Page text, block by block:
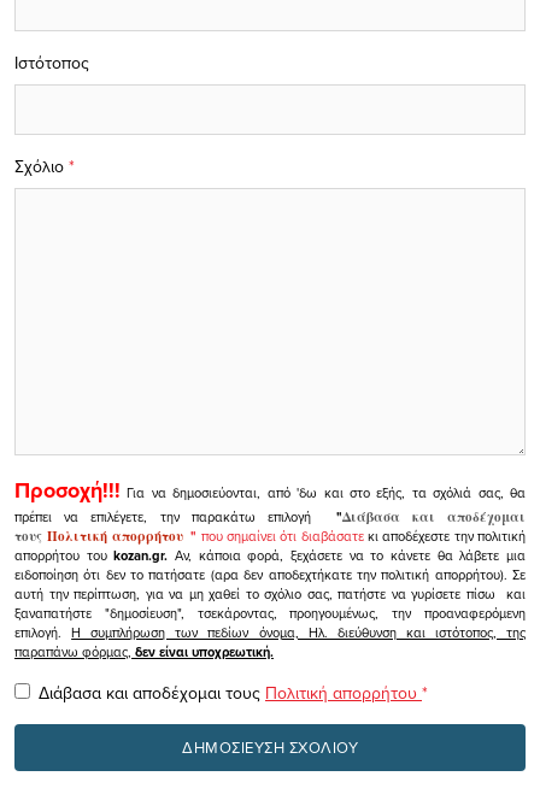
Σχόλιο *
Ιστότοπος
Προσοχή!!! Για να δημοσιεύονται, από 'δω και στο εξής, τα σχόλιά σας, θα
πρέπει να επιλέγετε, την παρακάτω επιλογή
"Διάβασα και αποδέχομαι
τουςΠολιτική απορρήτου" που σημαίνει ότι διαβάσατεκι αποδέχεστε την πολιτική
απορρήτου τουkozan.gr. Αν, κάποια φορά, ξεχάσετε να το κάνετε θα λάβετε μια
ειδοποίηση ότι δεν το πατήσατε (αρα δεν αποδεχτήκατε την πολιτική απορρήτου). Σε
αυτή την περίπτωση, για να μη χαθεί το σχόλιο σας, πατήστε να γυρίσετε πίσω και
ξαναπατήστε "δημοσίευση", τσεκάροντας, προηγουμένως, την προαναφερόμενη
επιλογή.Η συμπλήρωση των πεδίων όνομα, Ηλ. διεύθυνση και ιστότοπος, της
παραπάνω φόρμας, δεν είναι υποχρεωτική.
Διάβασα και αποδέχομαι τους Πολιτική απορρήτου *